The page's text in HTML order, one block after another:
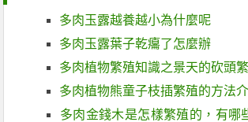
多肉玉露越養越小為什麼呢
多肉玉露葉子乾癟了怎麼辦
多肉植物繁殖知識之景天的砍頭
多肉植物熊童子枝插繁殖的方法
多肉金錢木是怎樣繁殖的，有哪